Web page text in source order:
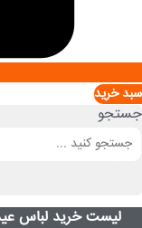
سبد خريد
جستجو
لیست خرید لباس